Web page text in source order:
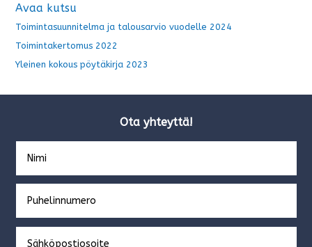
Avaa kutsu
Toimintasuunnitelma ja talousarvio vuodelle 2024
Toimintakertomus 2022
Yleinen kokous pöytäkirja 2023
Ota yhteyttä!